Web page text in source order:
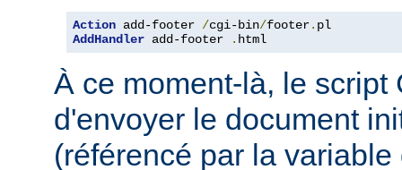
Action add-footer /cgi-bin/footer.
AddHandler add-footer . html
À ce moment-là, le script
d'envoyer le document
(référencé par la